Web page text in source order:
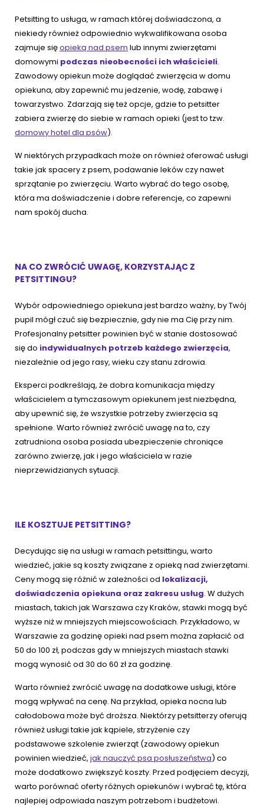
Petsitting to usługa, w ramach której doświadczona, a
niekiedy również odpowiednio wykwalifikowana osoba
zajmuje sięopieką nad psem lub innymi zwierzętami
domowymi podczas nieobecności ich właścicieli.
Zawodowy opiekun może doglądać zwierzęcia w domu
opiekuna, aby zapewnić mu jedzenie, wodę, zabawę i
towarzystwo. Zdarzają się też opcje, gdzie to petsitter
zabiera zwierzę do siebie w ramach opieki (jest to tzw.
domowy hotel dla psów).
W niektórych przypadkach może on również oferować usługi
takie jak spacery z psem, podawanie leków czy nawet
sprzątanie po zwierzęciu. Warto wybrać do tego osobę,
która ma doświadczenie i dobre referencje, co zapewni
nam spokój ducha.
NA CO ZWRÓCIĆ UWAGĘ, KORZYSTAJĄC Z
PETSITTINGU?
Wybór odpowiedniego opiekuna jest bardzo ważny, by Twój
pupil mógł czuć się bezpiecznie, gdy nie ma Cię przy nim.
Profesjonalny petsitter powinien być w stanie dostosować
się do indywidualnych potrzeb każdego zwierzęcia,
niezależnie od jego rasy, wieku czy stanu zdrowia.
Eksperci podkreślają, że dobra komunikacja między
właścicielem a tymczasowym opiekunem jest niezbędna,
aby upewnić się, że wszystkie potrzeby zwierzęcia są
spełnione. Warto również zwrócić uwagę na to, czy
zatrudniona osoba posiada ubezpieczenie chroniące
zarówno zwierzę, jak i jego właściciela w razie
nieprzewidzianych sytuacji.
ILE KOSZTUJE PETSITTING?
Decydując się na usługi w ramach petsittingu, warto
wiedzieć, jakie są koszty związane z opieką nad zwierzętami.
Ceny mogą się różnić w zależności od lokalizacji,
doświadczenia opiekuna oraz zakresu usług. W dużych
miastach, takich jak Warszawa czy Kraków, stawki mogą być
wyższe niż w mniejszych miejscowościach. Przykładowo, w
Warszawie za godzinę opieki nad psem można zapłacić od
50 do 100 zł, podczas gdy w mniejszych miastach stawki
mogą wynosić od 30 do 60 zł za godzinę.
Warto również zwrócić uwagę na dodatkowe usługi, które
mogą wpływać na cenę. Na przykład, opieka nocna lub
całodobowa może być droższa. Niektórzy petsitterzy oferują
również usługi takie jak kąpiele, strzyżenie czy
podstawowe szkolenie zwierząt (zawodowy opiekun
powinien wiedzieć, jak nauczyć psa posłuszeństwa) co
może dodatkowo zwiększyć koszty. Przed podjęciem decyzji,
warto porównać oferty różnych opiekunów i wybrać tę, która
najlepiej odpowiada naszym potrzebom i budżetowi.